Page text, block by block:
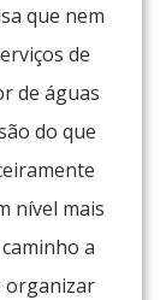
que nem
de
de águas
do que
nível mais
a
organizar